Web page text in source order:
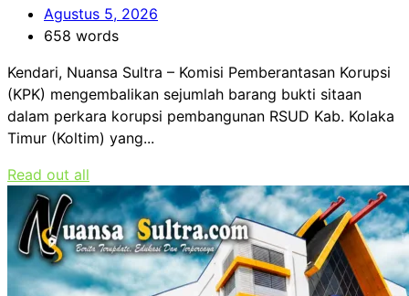
Agustus 5, 2026
658 words
Kendari, Nuansa Sultra – Komisi Pemberantasan Korupsi
(KPK) mengembalikan sejumlah barang bukti sitaan
dalam perkara korupsi pembangunan RSUD Kab. Kolaka
Timur (Koltim) yang...
Read out all